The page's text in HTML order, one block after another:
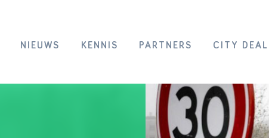
NIEUWS KENNIS PARTNERS CITY DEAL